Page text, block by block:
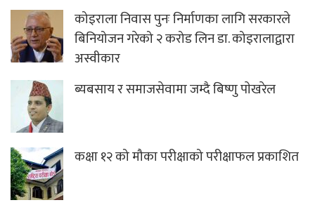
कोइराला निवास पुनः निर्माणका लागि सरकारले
बिनियोजन गरेको २ करोड लिन डा. कोइरालाद्वारा
अस्वीकार
ब्यबसाय र समाजसेवामा जम्दै बिष्णु पाेखरेल
कक्षा १२ को मौका परीक्षाको परीक्षाफल प्रकाशित